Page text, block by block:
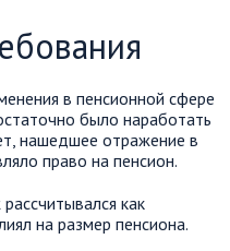
в пенсионной сфере
было наработать
нашедшее отражение в
право на пенсион.
как
на размер пенсиона.